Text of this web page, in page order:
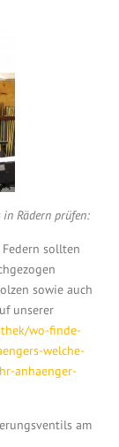
Rädern prüfen:
sollten
sowie auch
unserer
wo-finde-
welche-
anhaenger-
am